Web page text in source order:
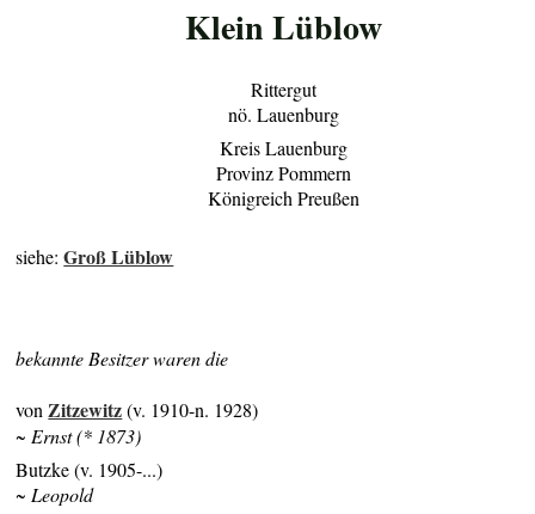
Klein Lüblow
Rittergut
nö. Lauenburg
Kreis Lauenburg
Provinz Pommern
Königreich Preußen
siehe:Groß Lüblow
bekannte Besitzer waren die
von Zitzewitz(v. 1910-n. 1928)
~ Ernst (* 1873)
Butzke (v. 1905-...)
~ Leopold